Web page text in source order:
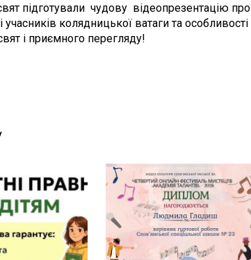
підготували чудову відеопрезентацію про
колядницької ватаги та особливості
і приємного перегляду!